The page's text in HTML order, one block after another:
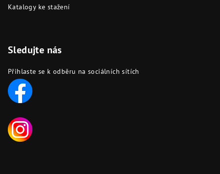
Katalogy ke stažení
Sledujte nás
Přihlaste se k odběru na sociálních sítích